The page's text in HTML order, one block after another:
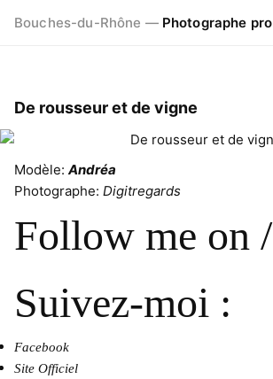
Bouches-du-Rhône — Photographe pro à Marseille - Aix - Avignon
De rousseur et de vigne
Modèle:Andréa
Photographe: Digitregards
Follow me on /
Suivez-moi :
Facebook
Site Officiel